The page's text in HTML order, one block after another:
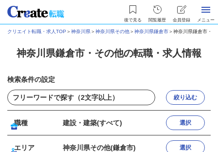
後で見る 閲覧履歴 会員登録 メニュー
クリエイト転職・求人TOP ＞神奈川県＞神奈川県その他＞神奈川県鎌倉市＞神奈川県鎌倉市・
神奈川県鎌倉市・その他の転職・求人情報
検索条件の設定
絞り込む
職種 建設・建築(すべて) 選択
エリア 神奈川県その他(鎌倉市) 選択